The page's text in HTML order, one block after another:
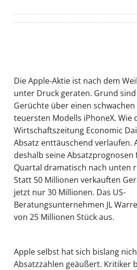
Die Apple-Aktie ist nach dem
unter Druck geraten. Grund
Gerüchte über einen schwachen
teuersten Modells iPhoneX. Wie
Wirtschaftszeitung Economic
Absatz enttäuschend verlaufen.
deshalb seine Absatzprognosen
Quartal dramatisch nach unten
Statt 50 Millionen verkauften
jetzt nur 30 Millionen. Das US-
Beratungsunternehmen JL
von 25 Millionen Stück aus.
Apple selbst hat sich bislang
Absatzzahlen geäußert. Kritiker